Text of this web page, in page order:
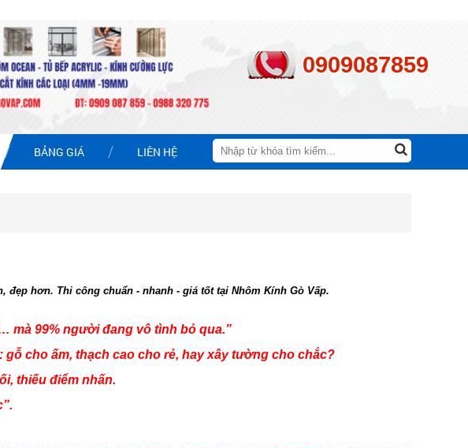
0909087859
BẢNG GIÁ LIÊN HỆ
hơn. Thi công chuẩn - nhanh - giá tốt tại Nhôm Kính Gò Vấp.
mà 99% người đang vô tình bỏ qua.”
cho ấm, thạch cao cho rẻ, hay xây tường cho chắc?
thiếu điểm nhấn.